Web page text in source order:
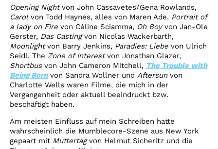
Opening Nightvon John Cassavetes/Gena Rowlands,
Carolvon Todd Haynes, alles von Maren Ade, Portrait of
a lady on Fire von Céline Sciamma, Oh Boyvon Jan-Ole
Gerster, Das Castingvon Nicolas Wackerbarth,
Moonlightvon Barry Jenkins, Paradies: Liebe von Ulrich
Seidl, The Zone of Interestvon Jonathan Glazer,
Shortbusvon John Cameron Mitchell, The Trouble with
Being Bornvon Sandra Wollner und Aftersunvon
Charlotte Wells waren Filme, die mich in der
Vergangenheit oder aktuell beeindruckt bzw.
beschäftigt haben.
Am meisten Einfluss auf mein Schreiben hatte
wahrscheinlich die Mumblecore-Szene aus New York
gepaart mit Muttertagvon Helmut Sicheritz und die